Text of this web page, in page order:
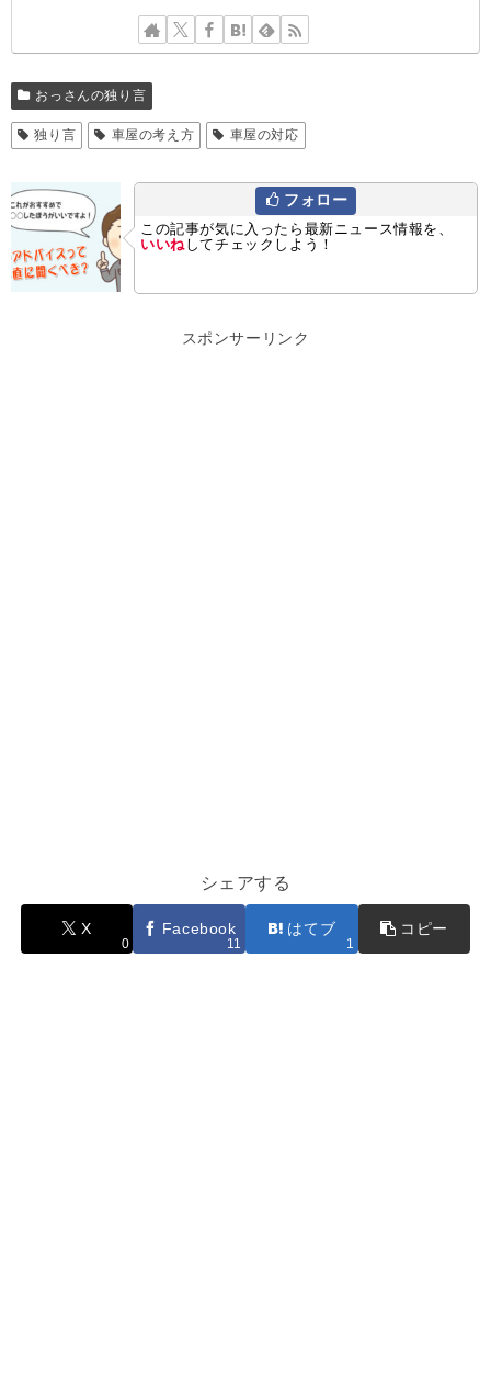
おっさんの独り言
独り言 車屋の考え方 車屋の対応
フォロー
この記事が気に入ったら最新ニュース情報を、
いいね してチェックしよう！
スポンサーリンク
シェアする
X
0
Facebook
11
はてブ
1
コピー